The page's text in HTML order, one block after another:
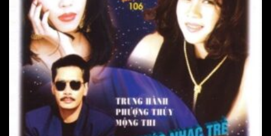
9. 09 A Veces Tú, A Veces Yo (Popular By
Julio Iglesias) (Spanish Guitar
Version).mp3
10. 10 Que Va A Ser De Ti (Popular By Joan
Manuel Serrat) (Spanish Guitar Version).mp3
11. 11 Penélope (Popular By Joan Manuel
Serrat) (Spanish Guitar Version).mp3
12. 12 Y Nos Dieron Las Diez (Popular By
Joaquín Sabina) (Spanish Guitar
Version).mp3